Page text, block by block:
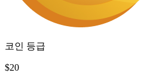
코인 등급
$20